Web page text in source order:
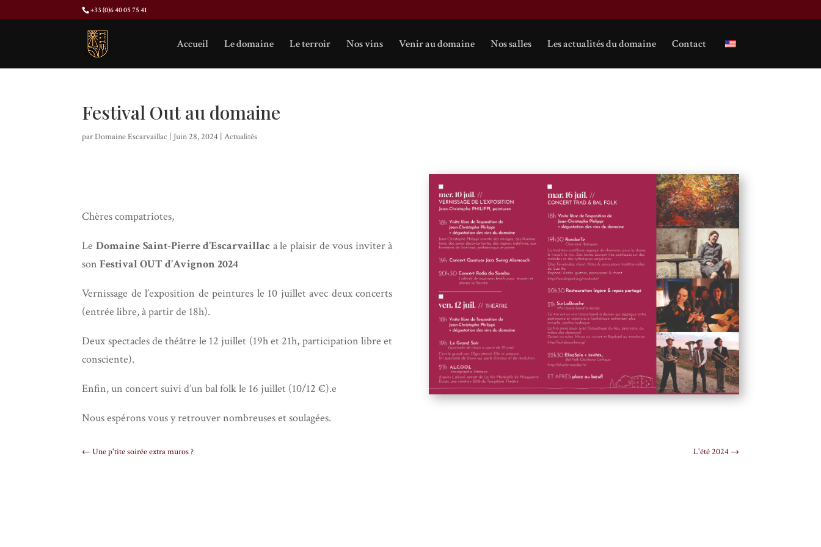
+33 (0)6 40 05 75 41
Accueil Le domaine Le terroir Nos vins Venir au domaine Nos salles Les actualités du domaine Contact
Festival Out au domaine
parDomaine Escarvaillac | Juin 28, 2024 |Actualités
Chères compatriotes,
LeDomaine Saint-Pierre d’Escarvaillac a le plaisir de vous inviter à
sonFestival OUT d’Avignon 2024
Vernissage de l’exposition de peintures le 10 juillet avec deux concerts
(entrée libre, à partir de 18h).
Deux spectacles de théâtre le 12 juillet (19h et 21h, participation libre et
consciente).
Enfin, un concert suivi d’un bal folk le 16 juillet (10/12 €).e
Nous espérons vous y retrouver nombreuses et soulagées.
←Une p'tite soirée extra muros ? L'été 2024 →